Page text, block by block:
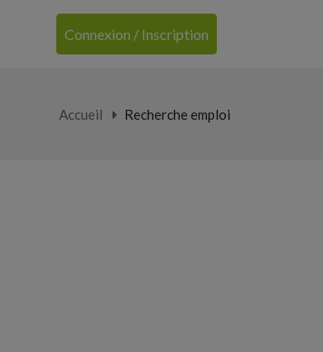
Connexion / Inscription
Accueil Recherche emploi